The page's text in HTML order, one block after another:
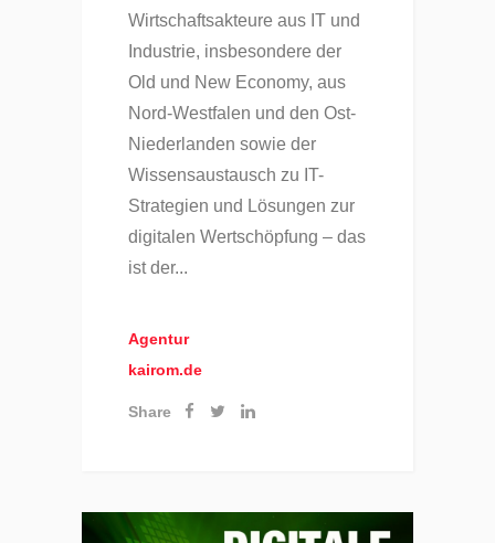
Wirtschaftsakteure aus IT und
Industrie, insbesondere der
Old und New Economy, aus
Nord-Westfalen und den Ost-
Niederlanden sowie der
Wissensaustausch zu IT-
Strategien und Lösungen zur
digitalen Wertschöpfung – das
ist der...
Agentur
kairom.de
Share